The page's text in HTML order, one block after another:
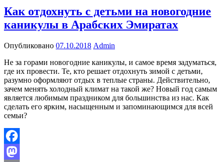
Как отдохнуть с детьми на новогодние
каникулы в Арабских Эмиратах
Опубликовано 07.10.2018 Admin
Не за горами новогодние каникулы, и самое время задуматься,
где их провести. Те, кто решает отдохнуть зимой с детьми,
разумно оформляют отдых в теплые страны. Действительно,
зачем менять холодный климат на такой же? Новый год самым
является любимым праздником для большинства из нас. Как
сделать его ярким, насыщенным и запоминающимся для всей
семьи?
Facebook